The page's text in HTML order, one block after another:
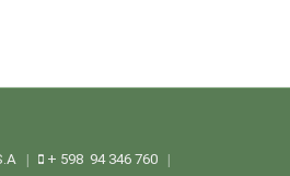
+ 598 94 346 760